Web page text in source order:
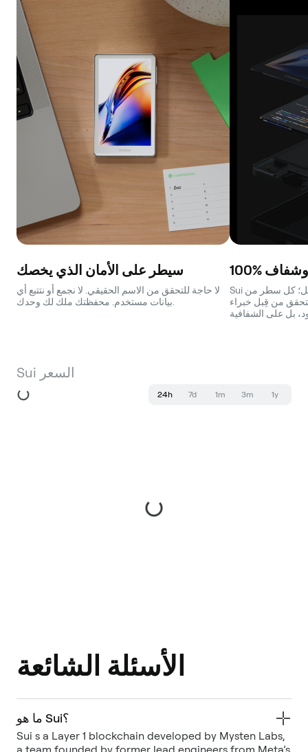
سيطر على الأمان الذي يخصك
لا حاجة للتحقق من الاسم الحقيقي. لا نجمع أو نتتبع أي
وشفاف
Sui المحفظة مفتوحة المصدر بالكامل؛ كل سطر من
من قِبل خبراء
Sui السعر
24h 7d 1m 3m 1y
الأسئلة الشائعة
ما هو Sui؟
Sui s a Layer 1 blockchain developed by Mysten Labs,